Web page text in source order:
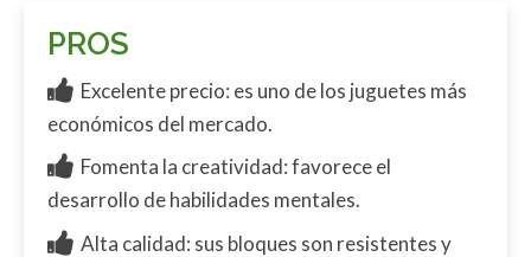
PROS
Excelente precio: es uno de los juguetes más
económicos del mercado.
Fomenta la creatividad: favorece el
desarrollo de habilidades mentales.
Alta calidad: sus bloques son resistentes y